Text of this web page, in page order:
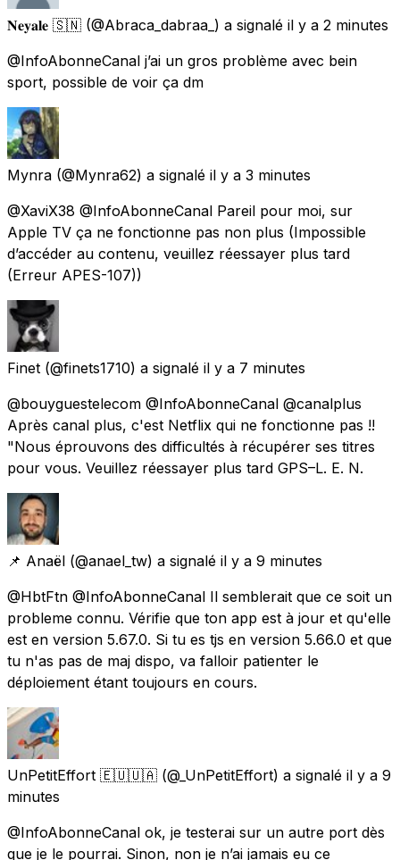
𝐍𝐞𝐲𝐚𝐥𝐞 🇸🇳 (@Abraca_dabraa_) a signalé il y a 2 minutes
@InfoAbonneCanal j’ai un gros problème avec bein
sport, possible de voir ça dm
Mynra (@Mynra62) a signalé il y a 3 minutes
@XaviX38 @InfoAbonneCanal Pareil pour moi, sur
Apple TV ça ne fonctionne pas non plus (Impossible
d’accéder au contenu, veuillez réessayer plus tard
(Erreur APES-107))
Finet (@finets1710) a signalé il y a 7 minutes
@bouyguestelecom @InfoAbonneCanal @canalplus
Après canal plus, c'est Netflix qui ne fonctionne pas !!
"Nous éprouvons des difficultés à récupérer ses titres
pour vous. Veuillez réessayer plus tard GPS–L. E. N.
📌 Anaël (@anael_tw) a signalé il y a 9 minutes
@HbtFtn @InfoAbonneCanal Il semblerait que ce soit un
probleme connu. Vérifie que ton app est à jour et qu'elle
est en version 5.67.0. Si tu es tjs en version 5.66.0 et que
tu n'as pas de maj dispo, va falloir patienter le
déploiement étant toujours en cours.
UnPetitEffort 🇪🇺🇺🇦 (@_UnPetitEffort) a signalé il y a 9
minutes
@InfoAbonneCanal ok, je testerai sur un autre port dès
que je le pourrai. Sinon, non je n’ai jamais eu ce